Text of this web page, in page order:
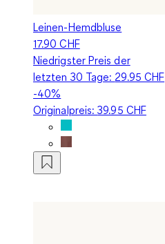
Leinen-Hemdbluse
17.90 CHF
Niedrigster Preis der
letzten 30 Tage: 29.95 CHF
-40%
Originalpreis:39.95 CHF